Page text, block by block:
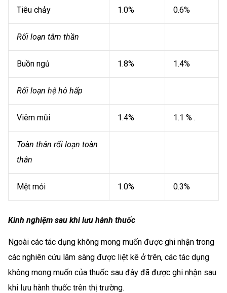
Tiêu chảy 1.0% 0.6%
Rối loạn tâm thần
Buồn ngủ 1.8% 1.4%
Rối loạn hệ hô hấp
Viêm mũi 1.4% 1.1 % .
Toàn thân rối loạn toàn
thân
Mệt mỏi 1.0% 0.3%
Kinh nghiệm sau khi lưu hành thuốc
Ngoài các tác dụng không mong muốn được ghi nhận trong
các nghiên cứu lâm sàng được liệt kê ở trên, các tác dụng
không mong muốn của thuốc sau đây đã được ghi nhận sau
khi lưu hành thuốc trên thị trường.